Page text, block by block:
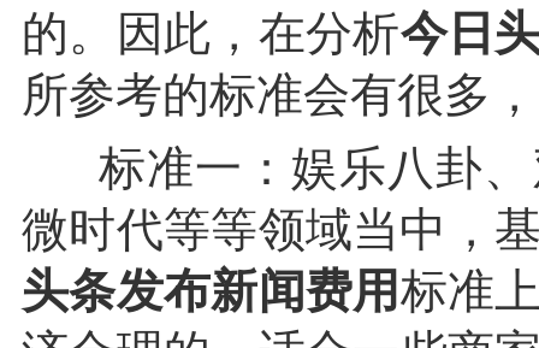
的。因此，在分析今日
所参考的标准会有很多
标准一：娱乐八卦、
微时代等等领域当中，
头条发布新闻费用标准